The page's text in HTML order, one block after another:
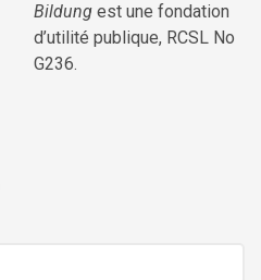
Bildung est une fondation
d’utilité publique, RCSL No
G236.